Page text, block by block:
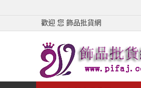
歡迎 您 飾品批貨網